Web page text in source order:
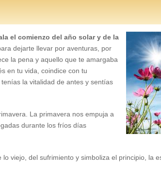
el comienzo del año solar y de la
dejarte llevar por aventuras, por
la pena y aquello que te amargaba
en tu vida, coindice con tu
la vitalidad de antes y sentías
La primavera nos empuja a
durante los fríos días
viejo, del sufrimiento y simboliza el principio, la